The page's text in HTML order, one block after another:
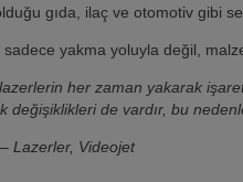
gıda, ilaç ve otomotiv gibi
sadece yakma yoluyla değil,
her zaman yakarak
de vardır, bu
Lazerler, Videojet